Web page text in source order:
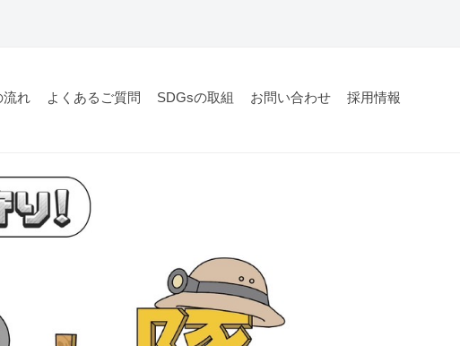
をされる方、ご購入をされるお客様に、「家を売る」以上の選択肢
流れ よくあるご質問 SDGsの取組 お問い合わせ 採用情報